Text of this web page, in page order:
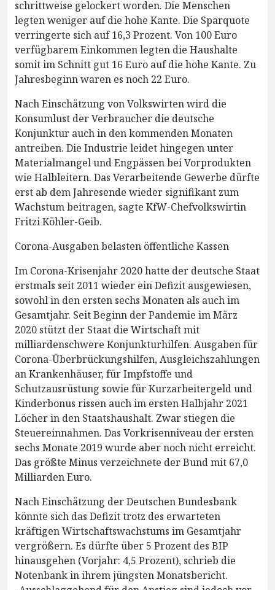
schrittweise gelockert worden. Die Menschen
legten weniger auf die hohe Kante. Die Sparquote
verringerte sich auf 16,3 Prozent. Von 100 Euro
verfügbarem Einkommen legten die Haushalte
somit im Schnitt gut 16 Euro auf die hohe Kante. Zu
Jahresbeginn waren es noch 22 Euro.
Nach Einschätzung von Volkswirten wird die
Konsumlust der Verbraucher die deutsche
Konjunktur auch in den kommenden Monaten
antreiben. Die Industrie leidet hingegen unter
Materialmangel und Engpässen bei Vorprodukten
wie Halbleitern. Das Verarbeitende Gewerbe dürfte
erst ab dem Jahresende wieder signifikant zum
Wachstum beitragen, sagte KfW-Chefvolkswirtin
Fritzi Köhler-Geib.
Corona-Ausgaben belasten öffentliche Kassen
Im Corona-Krisenjahr 2020 hatte der deutsche Staat
erstmals seit 2011 wieder ein Defizit ausgewiesen,
sowohl in den ersten sechs Monaten als auch im
Gesamtjahr. Seit Beginn der Pandemie im März
2020 stützt der Staat die Wirtschaft mit
milliardenschwere Konjunkturhilfen. Ausgaben für
Corona-Überbrückungshilfen, Ausgleichszahlungen
an Krankenhäuser, für Impfstoffe und
Schutzausrüstung sowie für Kurzarbeitergeld und
Kinderbonus rissen auch im ersten Halbjahr 2021
Löcher in den Staatshaushalt. Zwar stiegen die
Steuereinnahmen. Das Vorkrisenniveau der ersten
sechs Monate 2019 wurde aber noch nicht erreicht.
Das größte Minus verzeichnete der Bund mit 67,0
Milliarden Euro.
Nach Einschätzung der Deutschen Bundesbank
könnte sich das Defizit trotz des erwarteten
kräftigen Wirtschaftswachstums im Gesamtjahr
vergrößern. Es dürfte über 5 Prozent des BIP
hinausgehen (Vorjahr: 4,5 Prozent), schrieb die
Notenbank in ihrem jüngsten Monatsbericht.